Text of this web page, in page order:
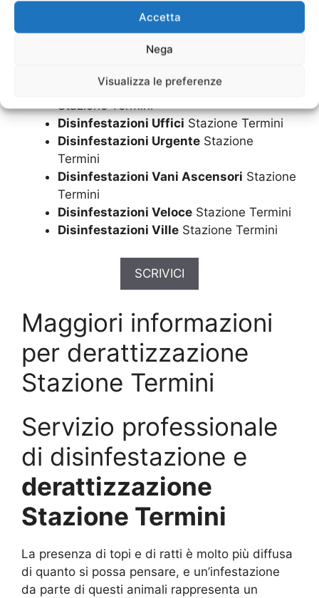
Accetta
Nega
Visualizza le preferenze
Disinfestazioni Scuole
Disinfestazioni SistemiStazione Termini
Disinfestazioni Topi in Casa
Disinfestazioni Topi in Giardino
Stazione Termini
Disinfestazioni Uffici Stazione Termini
Disinfestazioni Urgente Stazione
Termini
Disinfestazioni Vani Ascensori Stazione
Termini
Disinfestazioni Veloce Stazione Termini
Disinfestazioni Ville Stazione Termini
SCRIVICI
Maggiori informazioni
per derattizzazione
Stazione Termini
Servizio professionale
di disinfestazione e
derattizzazione
Stazione Termini
La presenza di topi e di ratti è molto più diffusa
di quanto si possa pensare, e un’infestazione
da parte di questi animali rappresenta un